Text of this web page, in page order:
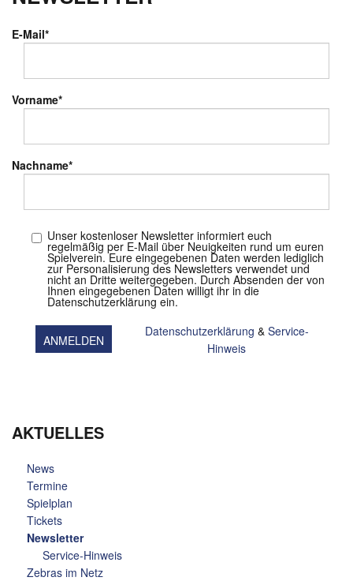
E-Mail*
Vorname*
Nachname*
Unser kostenloser Newsletter informiert euch
regelmäßig per E-Mail über Neuigkeiten rund um euren
Spielverein. Eure eingegebenen Daten werden lediglich
zur Personalisierung des Newsletters verwendet und
nicht an Dritte weitergegeben. Durch Absenden der von
Ihnen eingegebenen Daten willigt ihr in die
Datenschutzerklärung ein.
Datenschutzerklärung & Service-
Hinweis
AKTUELLES
News
Termine
Spielplan
Tickets
Newsletter
Service-Hinweis
Zebras im Netz